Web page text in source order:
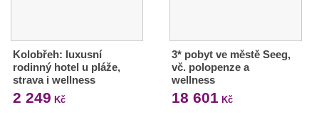
Kolobřeh: luxusní
rodinný hotel u pláže,
strava i wellness
2 249 Kč
3* pobyt ve městě Seeg,
vč. polopenze a
wellness
18 601 Kč